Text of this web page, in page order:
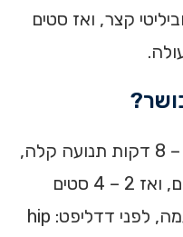
קצר, ואז סטים
לפני אימון כללי אפשר לבצע 5 – 8 דקות תנועה קלה,
לאחר מכן תרגילי תנועה דינמיים, ואז 2 – 4 סטים
מקדימים לתרגיל המרכזי. לדוגמה, לפני דדליפט: hip